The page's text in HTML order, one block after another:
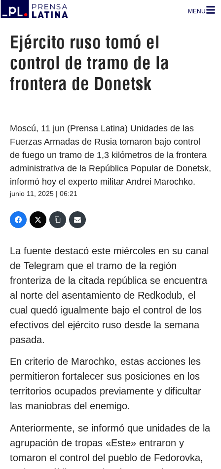
MENU
Ejército ruso tomó el
control de tramo de la
frontera de Donetsk
Moscú, 11 jun (Prensa Latina) Unidades de las
Fuerzas Armadas de Rusia tomaron bajo control
de fuego un tramo de 1,3 kilómetros de la frontera
administrativa de la República Popular de Donetsk,
informó hoy el experto militar Andrei Marochko.
junio 11, 2025 | 06:21
La fuente destacó este miércoles en su canal
de Telegram que el tramo de la región
fronteriza de la citada república se encuentra
al norte del asentamiento de Redkodub, el
cual quedó igualmente bajo el control de los
efectivos del ejército ruso desde la semana
pasada.
En criterio de Marochko, estas acciones les
permitieron fortalecer sus posiciones en los
territorios ocupados previamente y dificultar
las maniobras del enemigo.
Anteriormente, se informó que unidades de la
agrupación de tropas «Este» entraron y
tomaron el control del pueblo de Fedorovka,